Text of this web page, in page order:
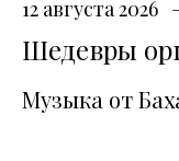
12 августа 2026
Шедевры
Музыка от